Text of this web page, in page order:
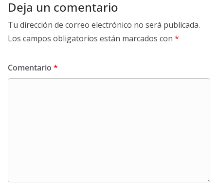
Deja un comentario
Tu dirección de correo electrónico no será publicada.
Los campos obligatorios están marcados con *
Comentario *